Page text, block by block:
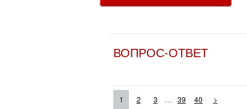
ВОПРОС-ОТВЕТ
1 2 3 ... 39 40
>